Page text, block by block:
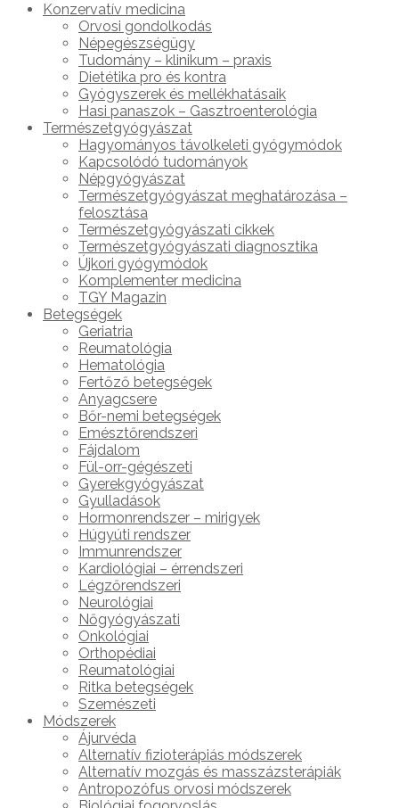
Konzervatív medicina
Orvosi gondolkodás
Népegészségügy
Tudomány – klinikum – praxis
Dietétika pro és kontra
Gyógyszerek és mellékhatásaik
Hasi panaszok – Gasztroenterológia
Természetgyógyászat
Hagyományos távolkeleti gyógymódok
Kapcsolódó tudományok
Népgyógyászat
Természetgyógyászat meghatározása –
felosztása
Természetgyógyászati cikkek
Természetgyógyászati diagnosztika
Újkori gyógymódok
Komplementer medicina
TGY Magazin
Betegségek
Geriatria
Reumatológia
Hematológia
Fertőző betegségek
Anyagcsere
Bőr-nemi betegségek
Emésztőrendszeri
Fájdalom
Fül-orr-gégészeti
Gyerekgyógyászat
Gyulladások
Hormonrendszer – mirigyek
Húgyúti rendszer
Immunrendszer
Kardiológiai – érrendszeri
Légzőrendszeri
Neurológiai
Nőgyógyászati
Onkológiai
Orthopédiai
Reumatológiai
Ritka betegségek
Szemészeti
Módszerek
Ájurvéda
Alternatív fizioterápiás módszerek
Alternatív mozgás és masszázsterápiák
Antropozófus orvosi módszerek